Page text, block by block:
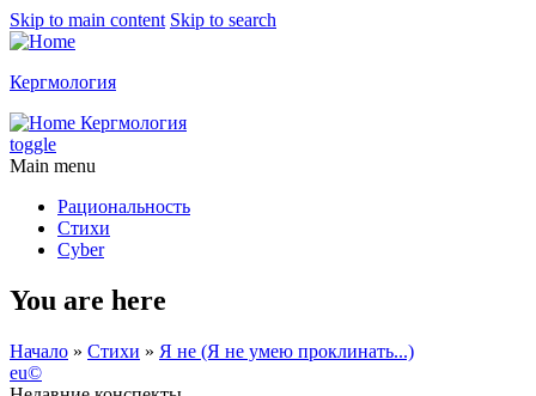
Skip to main content Skip to search
Кергмология
Кергмология
toggle
Main menu
Рациональность
Стихи
Cyber
You are here
Начало » Стихи » Я не (Я не умею пpоклинать...)
eu©